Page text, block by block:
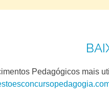
Pedagógicos mais